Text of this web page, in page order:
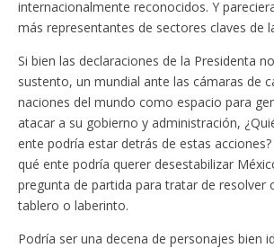
internacionalmente reconocidos. Y
más representantes de sectores claves de
Si bien las declaraciones de la Presidenta
sustento, un mundial ante las cámaras de
naciones del mundo como espacio para
atacar a su gobierno y administración,
ente podría estar detrás de estas
qué ente podría querer desestabilizar
pregunta de partida para tratar de resolver
tablero o laberinto.
Podría ser una decena de personajes bien